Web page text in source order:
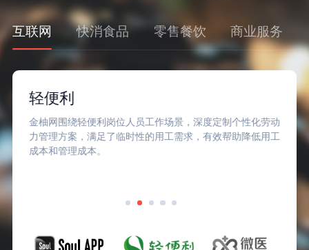
互联网 快消食品 零售餐饮 商业服务
微医
在疫情的不确定性下，金柚网积极为微医解决大批量高质量
人才到岗问题，并围绕其业务场景定制专业的培训方案，是
值得信赖的伙伴。